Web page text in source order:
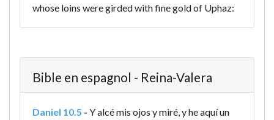
whose loins were girded with fine gold of Uphaz:
Bible en espagnol - Reina-Valera
Daniel 10.5 - Y alcé mis ojos y miré, y he aquí un